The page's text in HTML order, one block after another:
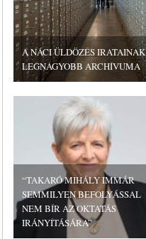
A NÁCI ÜLDÖZÉS IRATAINAK
LEGNAGYOBB ARCHÍVUMA
“TAKARÓ MIHÁLY IMMÁR
SEMMILYEN BEFOLYÁSSAL
NEM BÍR AZ OKTATÁS
IRÁNYÍTÁSÁRA”